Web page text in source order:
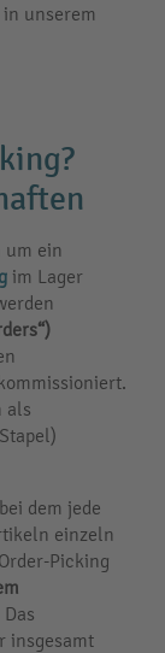
unserem
um ein
im Lager
als
dem jede
einzeln
Picking
insgesamt